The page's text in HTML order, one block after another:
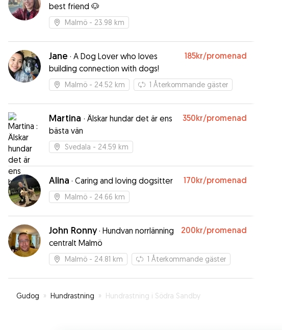
best friend 🐶
Malmö - 23.98 km
Jane · A Dog Lover who loves
building connection with dogs!
185kr/promenad
Malmö - 24.52 km 1 Återkommande gäster
Martina · Älskar hundar det är ens
bästa vän
350kr/promenad
Svedala - 24.59 km
Alina · Caring and loving dogsitter 170kr/promenad
Malmö - 24.66 km
John Ronny· Hundvan norrlänning
centralt Malmö
200kr/promenad
Malmö - 24.81 km 1 Återkommande gäster
Gudog » Hundrastning » Hundrastning i Södra Sandby